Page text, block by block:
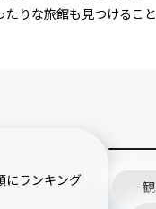
りな旅館も見つけるこ
にランキング